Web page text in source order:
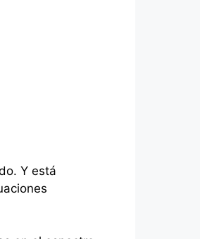
Y está